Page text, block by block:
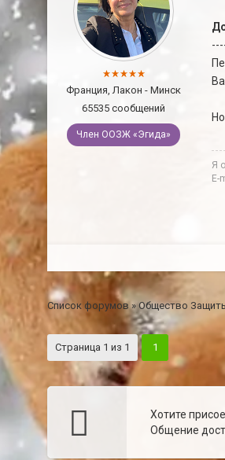
Франция, Лакон - Минск
65535 сообщений
Член ООЗЖ «Эгида»
Я
E-
Список форумов » Общество
Страница 1 из 1 1
Хотите
Общение